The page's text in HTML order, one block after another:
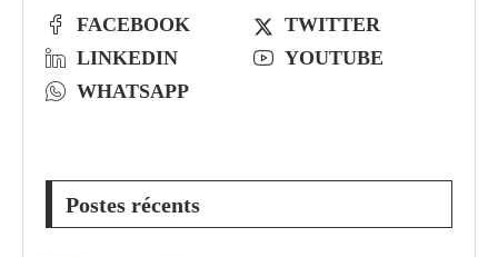
FACEBOOK
TWITTER
LINKEDIN
YOUTUBE
WHATSAPP
Postes récents